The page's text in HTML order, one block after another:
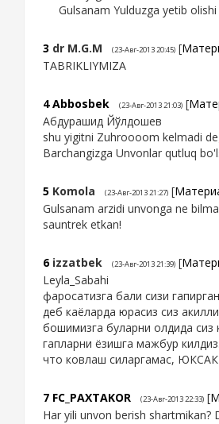
Gulsanam Yulduzga yetib
3 dr M.G.M (23-Авг-2013 20:45) [
TABRIKLIYMIZA
4 Abbosbek (23-Авг-2013 21:03) [
Абдурашид Йўлдошев
shu yigitni Zuhroooom kelmadi
Barchangizga Unvonlar qutluq
5 Komola (23-Авг-2013 21:27) [
Gulsanam arzidi unvonga ne
sauntrek etkan!
6 izzatbek (23-Авг-2013 21:39) [
Leyla_Sabahi
фаросатизга бали сизи
деб каёларда юрасиз сиз
бошимизга буларни олдида сиз
гапларни ёзишга мажбур
что ковлаш силаргамас,
7 FC_PAXTAKOR (23-Авг-2013 22:33) [
Har yili unvon berish shartmikan?